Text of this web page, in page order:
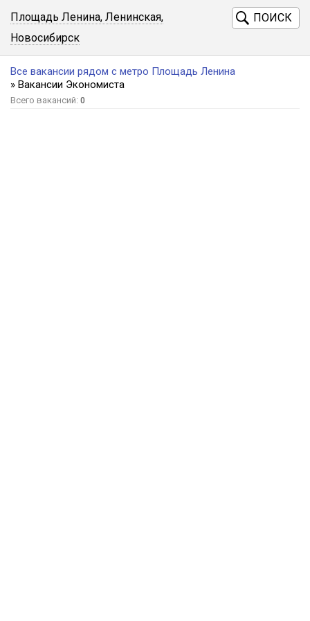
Площадь Ленина, Ленинская,
Новосибирск
ПОИСК
Все вакансии рядом с метро Площадь Ленина
» Вакансии Экономиста
Всего вакансий: 0